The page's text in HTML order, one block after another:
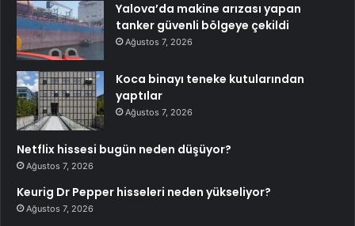
Yalova’da makine arızası yapan
tanker güvenli bölgeye çekildi
Ağustos 7, 2026
Koca binayı teneke kutularından
yaptılar
Ağustos 7, 2026
Netflix hissesi bugün neden düşüyor?
Ağustos 7, 2026
Keurig Dr Pepper hisseleri neden yükseliyor?
Ağustos 7, 2026